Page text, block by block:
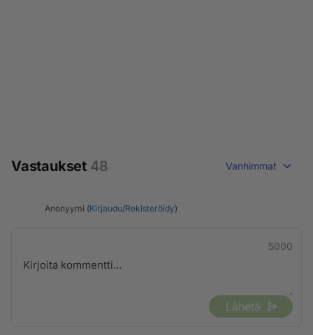
Vastaukset 48 Vanhimmat
Anonyymi (Kirjaudu/Rekisteröidy)
5000
Lähetä